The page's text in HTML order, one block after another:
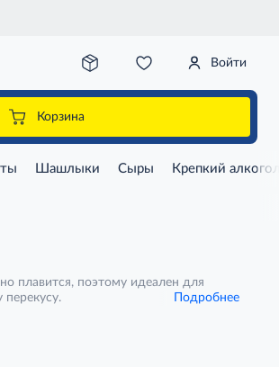
Войти
Корзина
Шашлыки Сыры Крепкий
плавится, поэтому идеален для
Подробнее